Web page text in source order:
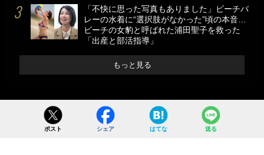
「不快に思った写真もありました」ビーチバ
レーの水着に“選択肢がなかった”頃の本音…
ビーチの女豹と呼ばれた浦田聖子を救った
「出産と部活指導」
もっと見る
ポスト シェア はてな 送る